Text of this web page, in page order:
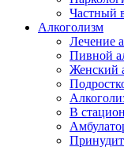
Частный
Алкоголизм
Лечение
Пивной
Женский
В